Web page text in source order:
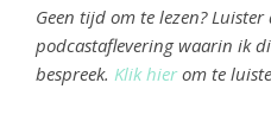
Geen tijd om te lezen?
podcastaflevering waarin ik
bespreek. Klik hierom te